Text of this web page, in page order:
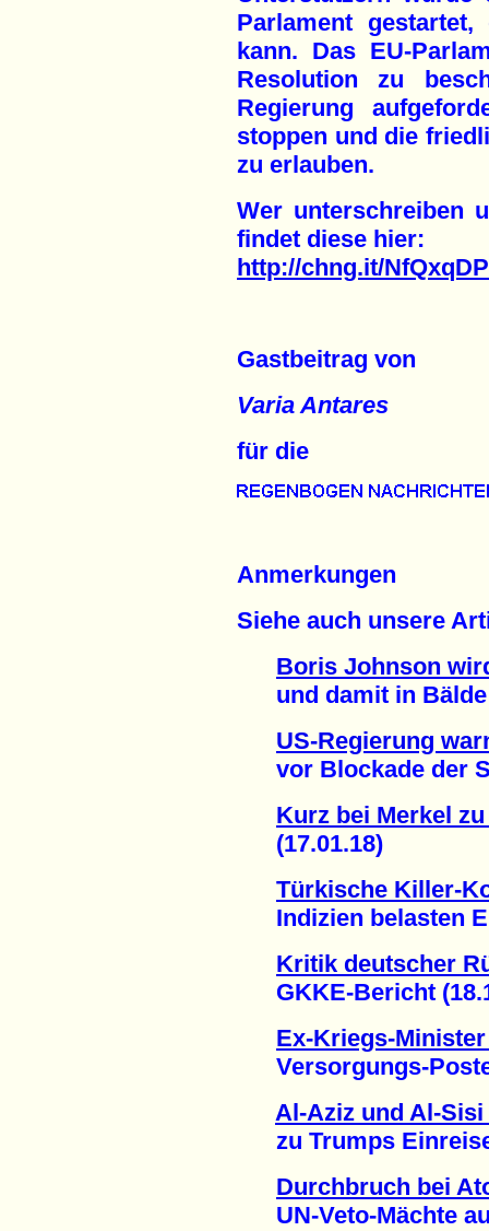
Parlament
kann. Das EU-
Resolution zu
Regierung
stoppen und die
zu erlauben.
Wer unterschreiben
findet diese hier:
http://chng.it/
Gastbeitrag von
Varia Antares
für die
Anmerkungen
Siehe auch unsere
Boris Johnson
und damit in Bälde
US-Regierung
vor Blockade der
Kurz bei Merkel
(17.01.18)
Türkische Killer-
Indizien belasten
Kritik deutscher
GKKE-Bericht
Ex-Kriegs-
Versorgungs-
Al-Aziz und Al-
zu Trumps
Durchbruch bei
UN-Veto-Mächte